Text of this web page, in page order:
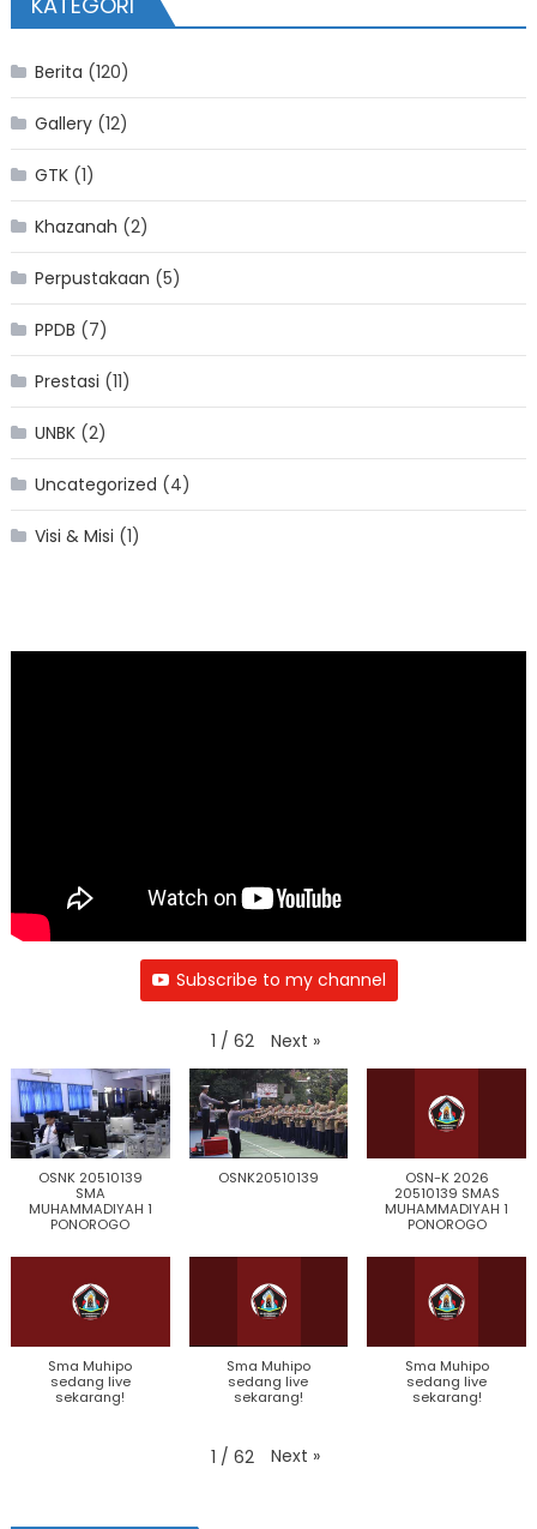
Berita (120)
Gallery(12)
GTK(1)
Khazanah (2)
Perpustakaan (5)
PPDB (7)
Prestasi (11)
UNBK(2)
Uncategorized (4)
Visi & Misi (1)
Subscribe to my channel
1 / 62 Next »
OSNK 20510139
SMA
MUHAMMADIYAH 1
PONOROGO
OSNK20510139
OSN-K 2026
20510139 SMAS
MUHAMMADIYAH 1
PONOROGO
Sma Muhipo
sedang live
sekarang!
Sma Muhipo
sedang live
sekarang!
Sma Muhipo
sedang live
sekarang!
1 / 62 Next »